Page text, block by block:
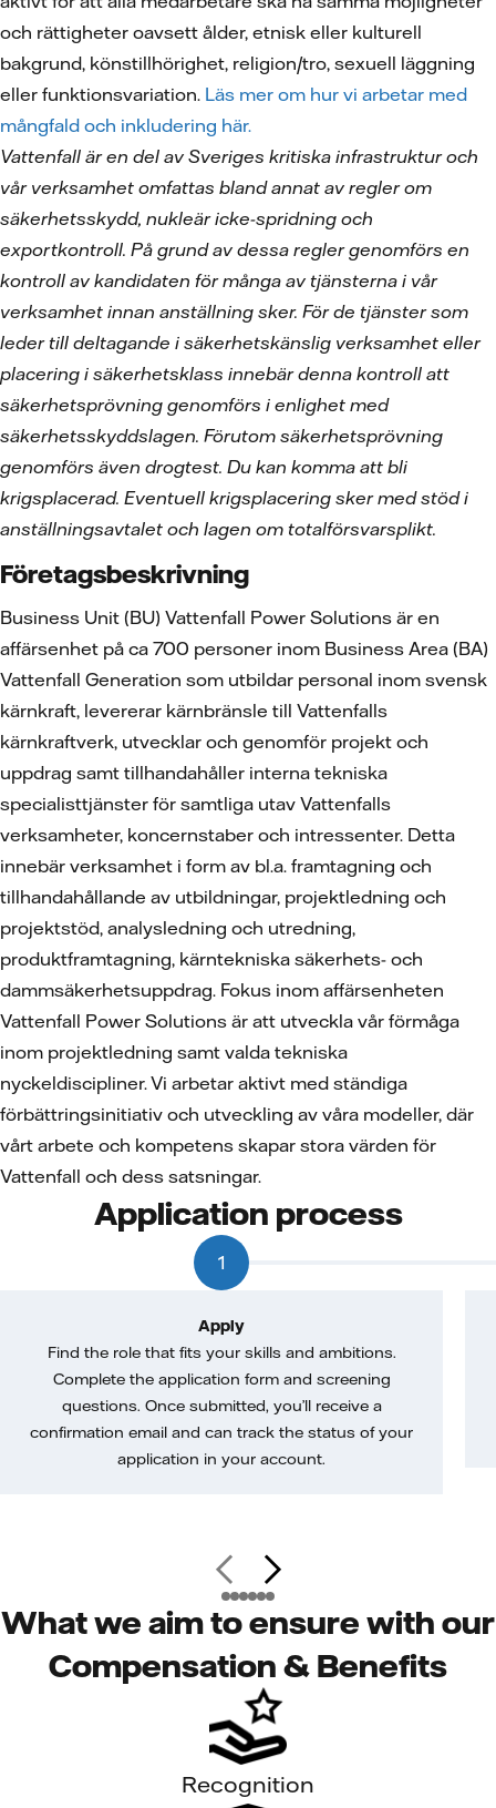
och rättigheter oavsett ålder, etnisk eller kulturell
bakgrund, könstillhörighet, religion/tro, sexuell läggning
eller funktionsvariation. Läs mer om hur vi arbetar med
mångfald och inkludering här.
Vattenfall är en del av Sveriges kritiska infrastruktur och
vår verksamhet omfattas bland annat av regler om
säkerhetsskydd, nukleär icke-spridning och
exportkontroll. På grund av dessa regler genomförs en
kontroll av kandidaten för många av tjänsterna i vår
verksamhet innan anställning sker. För de tjänster som
leder till deltagande i säkerhetskänslig verksamhet eller
placering i säkerhetsklass innebär denna kontroll att
säkerhetsprövning genomförs i enlighet med
säkerhetsskyddslagen. Förutom säkerhetsprövning
genomförs även drogtest. Du kan komma att bli
krigsplacerad. Eventuell krigsplacering sker med stöd i
anställningsavtalet och lagen om totalförsvarsplikt.
Företagsbeskrivning
Business Unit (BU) Vattenfall Power Solutions är en
affärsenhet på ca 700 personer inom Business Area (BA)
Vattenfall Generation som utbildar personal inom svensk
kärnkraft, levererar kärnbränsle till Vattenfalls
kärnkraftverk, utvecklar och genomför projekt och
uppdrag samt tillhandahåller interna tekniska
specialisttjänster för samtliga utav Vattenfalls
verksamheter, koncernstaber och intressenter. Detta
innebär verksamhet i form av bl.a. framtagning och
tillhandahållande av utbildningar, projektledning och
projektstöd, analysledning och utredning,
produktframtagning, kärntekniska säkerhets- och
dammsäkerhetsuppdrag. Fokus inom affärsenheten
Vattenfall Power Solutions är att utveckla vår förmåga
inom projektledning samt valda tekniska
nyckeldiscipliner. Vi arbetar aktivt med ständiga
förbättringsinitiativ och utveckling av våra modeller, där
vårt arbete och kompetens skapar stora värden för
Vattenfall och dess satsningar.
Application process
1
Apply
Find the role that fits your skills and ambitions.
Complete the application form and screening
questions. Once submitted, you’ll receive a
confirmation email and can track the status of your
application in your account.
What we aim to ensure with our
Compensation & Benefits
Recognition